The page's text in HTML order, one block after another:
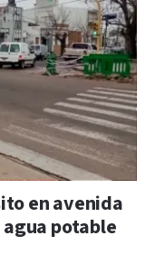
en avenida
potable